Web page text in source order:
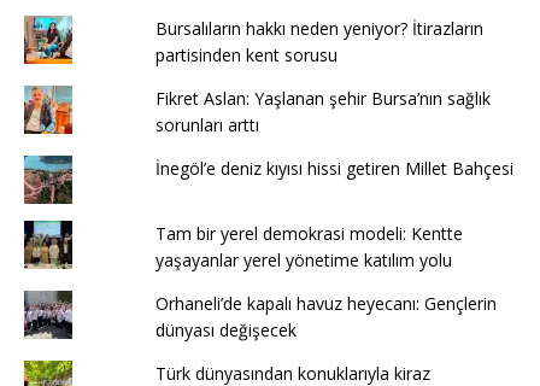
Bursalıların hakkı neden yeniyor? İtirazların
partisinden kent sorusu
Fikret Aslan: Yaşlanan şehir Bursa’nın sağlık
sorunları arttı
İnegöl’e deniz kıyısı hissi getiren Millet Bahçesi
Tam bir yerel demokrasi modeli: Kentte
yaşayanlar yerel yönetime katılım yolu
Orhaneli’de kapalı havuz heyecanı: Gençlerin
dünyası değişecek
Türk dünyasından konuklarıyla kiraz